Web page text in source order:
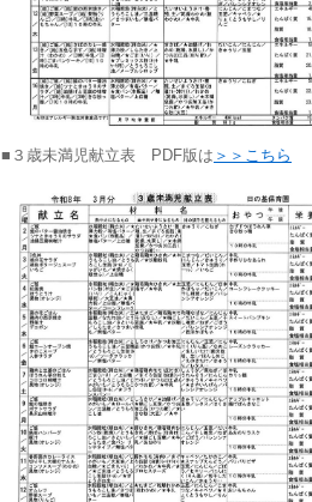
■３歳未満児献立表 PDF版は ＞＞こちら